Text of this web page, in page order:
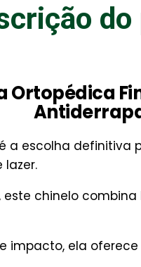
Ortopédica
a escolha
chinelo
ela